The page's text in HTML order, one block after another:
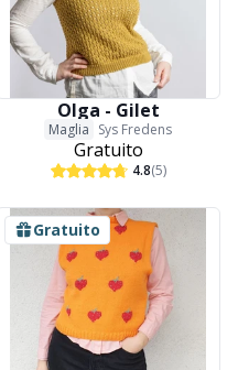
Olga - Gilet
Maglia Sys Fredens
Gratuito
4.8(5)
Gratuito